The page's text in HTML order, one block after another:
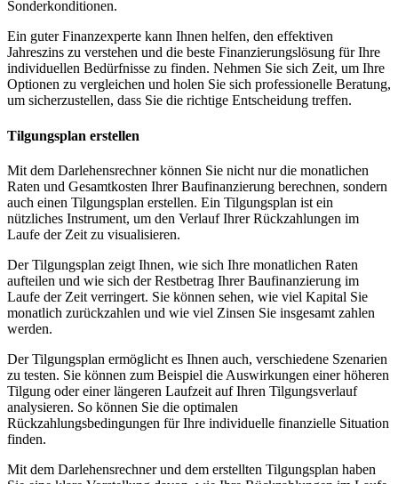
Sonderkonditionen.
Ein guter Finanzexperte kann Ihnen helfen, den effektiven
Jahreszins zu verstehen und die beste Finanzierungslösung für Ihre
individuellen Bedürfnisse zu finden. Nehmen Sie sich Zeit, um Ihre
Optionen zu vergleichen und holen Sie sich professionelle Beratung,
um sicherzustellen, dass Sie die richtige Entscheidung treffen.
Tilgungsplan erstellen
Mit dem Darlehensrechner können Sie nicht nur die monatlichen
Raten und Gesamtkosten Ihrer Baufinanzierung berechnen, sondern
auch einen Tilgungsplan erstellen. Ein Tilgungsplan ist ein
nützliches Instrument, um den Verlauf Ihrer Rückzahlungen im
Laufe der Zeit zu visualisieren.
Der Tilgungsplan zeigt Ihnen, wie sich Ihre monatlichen Raten
aufteilen und wie sich der Restbetrag Ihrer Baufinanzierung im
Laufe der Zeit verringert. Sie können sehen, wie viel Kapital Sie
monatlich zurückzahlen und wie viel Zinsen Sie insgesamt zahlen
werden.
Der Tilgungsplan ermöglicht es Ihnen auch, verschiedene Szenarien
zu testen. Sie können zum Beispiel die Auswirkungen einer höheren
Tilgung oder einer längeren Laufzeit auf Ihren Tilgungsverlauf
analysieren. So können Sie die optimalen
Rückzahlungsbedingungen für Ihre individuelle finanzielle Situation
finden.
Mit dem Darlehensrechner und dem erstellten Tilgungsplan haben